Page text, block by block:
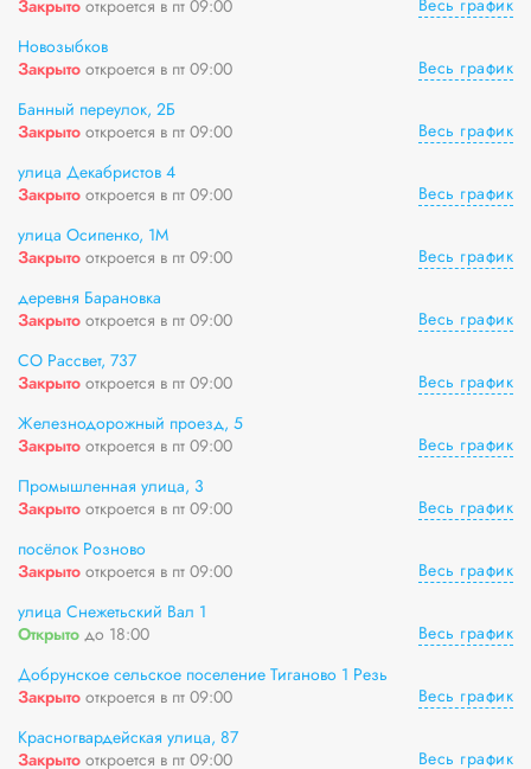
Закрыто откроется в пт 09:00
Весь график
Новозыбков
Закрыто откроется в пт 09:00
Весь график
Банный переулок, 2Б
Закрыто откроется в пт 09:00
Весь график
улица Декабристов 4
Закрыто откроется в пт 09:00
Весь график
улица Осипенко, 1М
Закрыто откроется в пт 09:00
Весь график
деревня Барановка
Закрыто откроется в пт 09:00
Весь график
СО Рассвет, 737
Закрыто откроется в пт 09:00
Весь график
Железнодорожный проезд, 5
Закрыто откроется в пт 09:00
Весь график
Промышленная улица, 3
Закрыто откроется в пт 09:00
Весь график
посёлок Розново
Закрыто откроется в пт 09:00
Весь график
улица Снежетьский Вал 1
Открыто до 18:00
Весь график
Добрунское сельское поселение Тиганово 1 Резь
Закрыто откроется в пт 09:00
Весь график
Красногвардейская улица, 87
Закрыто откроется в пт 09:00
Весь график